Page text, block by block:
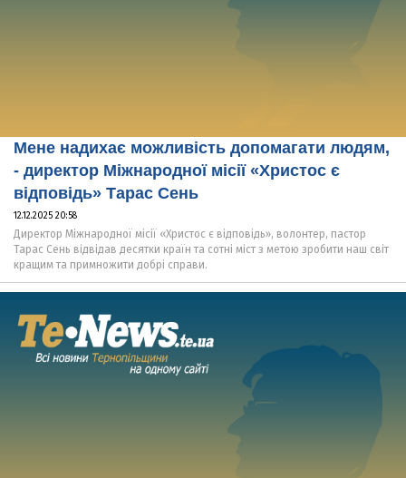
Мене надихає можливість допомагати людям,
- директор Міжнародної місії «Христос є
відповідь» Тарас Сень
12.12.2025 20:58
Директор Міжнародної місії «Христос є відповідь», волонтер, пастор
Тарас Сень відвідав десятки країн та сотні міст з метою зробити наш світ
кращим та примножити добрі справи.